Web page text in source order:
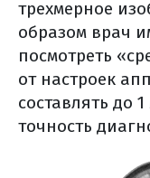
трехмерное
образом врач
посмотреть
от настроек
составлять до
точность